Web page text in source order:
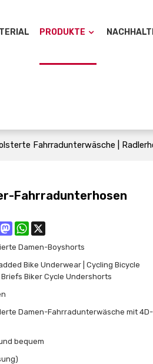
PRODUKTE
Fahrradunterwäsche |
Fahrradunterhosen
MastodonWhatsApp
Damen-Boyshorts
Bike Underwear | Cycling Bicycle
Biker Cycle Undershorts
Damen-Fahrradunterwäsche mit 4D-
bequem